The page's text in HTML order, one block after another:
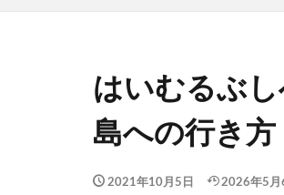
はいむるぶ
島への行き
2021年10月5日 2026年5月